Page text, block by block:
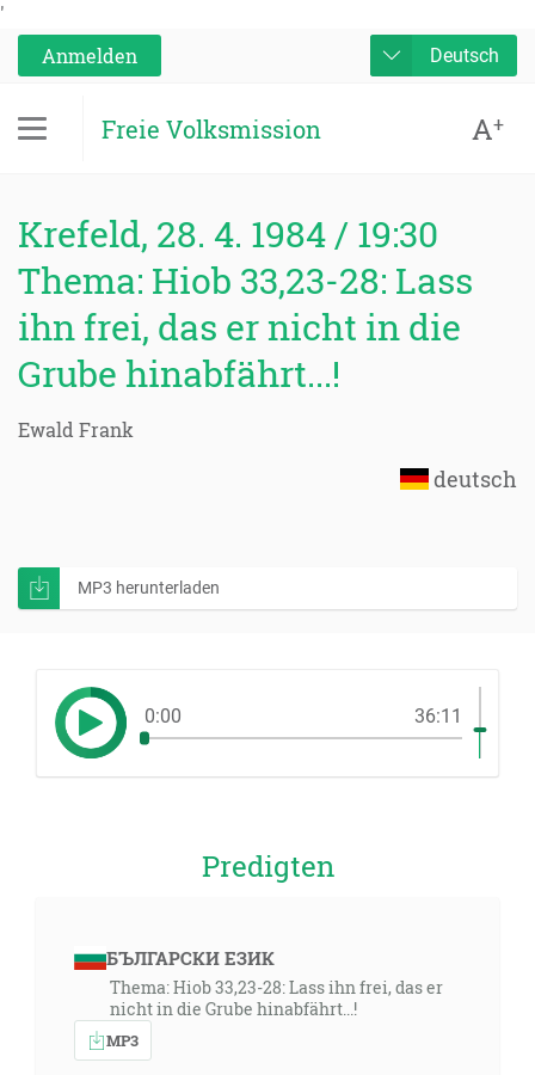
'
Anmelden
Deutsch
Freie Volksmission A+
Krefeld, 28. 4. 1984 / 19:30
Thema: Hiob 33,23-28: Lass
ihn frei, das er nicht in die
Grube hinabfährt...!
Ewald Frank
deutsch
MP3 herunterladen
0:00 36:11
Predigten
БЪЛГАРСКИ ЕЗИК
Thema: Hiob 33,23-28: Lass ihn frei, das er
nicht in die Grube hinabfährt...!
MP3